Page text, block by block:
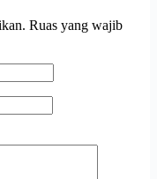
Ruas yang wajib